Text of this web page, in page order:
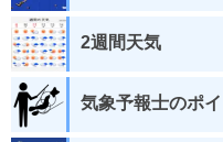
2週間天気
気象予報士のポ